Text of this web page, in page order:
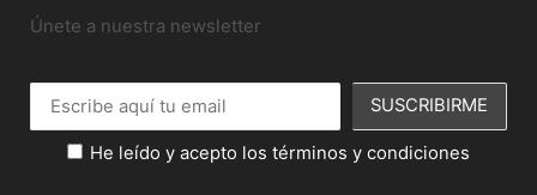
Únete a nuestra newsletter
He leído y acepto los términos y condiciones